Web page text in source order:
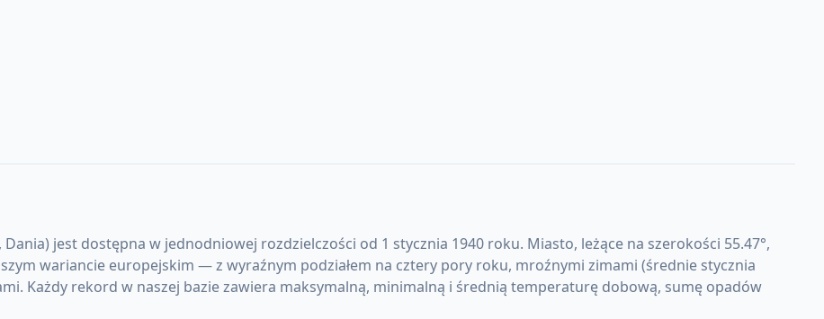
jest dostępna w jednodniowej rozdzielczości od 1 stycznia 1940 roku. Miasto, leżące na szerokości 55.47°,
wariancie europejskim — z wyraźnym podziałem na cztery pory roku, mroźnymi zimami (średnie stycznia
Każdy rekord w naszej bazie zawiera maksymalną, minimalną i średnią temperaturę dobową, sumę opadów